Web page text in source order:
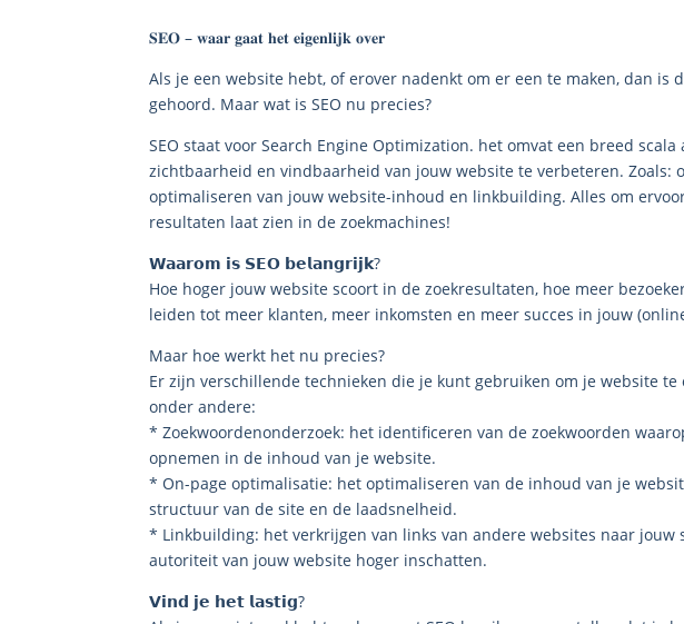
𝐒𝐄𝐎 – 𝐰𝐚𝐚𝐫 𝐠𝐚𝐚𝐭 𝐡𝐞𝐭 𝐞𝐢𝐠𝐞𝐧𝐥𝐢𝐣𝐤 𝐨𝐯𝐞𝐫
Als je een website hebt, of erover nadenkt om er een te maken, dan is
gehoord. Maar wat is SEO nu precies?
SEO staat voor Search Engine Optimization. het omvat een breed
zichtbaarheid en vindbaarheid van jouw website te verbeteren. Zoals:
optimaliseren van jouw website-inhoud en linkbuilding. Alles om
resultaten laat zien in de zoekmachines!
𝗪𝗮𝗮𝗿𝗼𝗺 𝗶𝘀 𝗦𝗘𝗢 𝗯𝗲𝗹𝗮𝗻𝗴𝗿𝗶𝗷𝗸?
Hoe hoger jouw website scoort in de zoekresultaten, hoe meer
leiden tot meer klanten, meer inkomsten en meer succes in jouw
Maar hoe werkt het nu precies?
Er zijn verschillende technieken die je kunt gebruiken om je website
onder andere:
* Zoekwoordenonderzoek: het identificeren van de zoekwoorden
opnemen in de inhoud van je website.
* On-page optimalisatie: het optimaliseren van de inhoud van je
structuur van de site en de laadsnelheid.
* Linkbuilding: het verkrijgen van links van andere websites naar jouw
autoriteit van jouw website hoger inschatten.
𝗩𝗶𝗻𝗱 𝗷𝗲 𝗵𝗲𝘁 𝗹𝗮𝘀𝘁𝗶𝗴?